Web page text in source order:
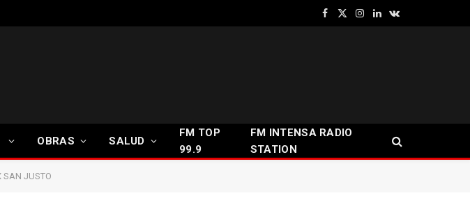
Facebook
X
Instagram
LinkedInVKontakte
OBRAS SALUD
FM TOP
99.9
FM INTENSA RADIO
STATION
SAN JUSTO